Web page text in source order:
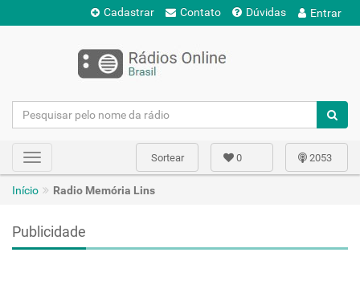
Cadastrar Contato Dúvidas Entrar
Toggle
navigation
2053
0
Sortear
Início Radio Memória Lins
Publicidade